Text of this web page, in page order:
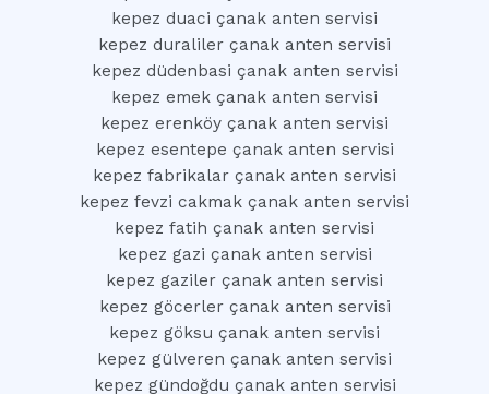
kepez duaci çanak anten servisi
kepez duraliler çanak anten servisi
kepez düdenbasi çanak anten servisi
kepez emek çanak anten servisi
kepez erenköy çanak anten servisi
kepez esentepe çanak anten servisi
kepez fabrikalar çanak anten servisi
kepez fevzi cakmak çanak anten servisi
kepez fatih çanak anten servisi
kepez gazi çanak anten servisi
kepez gaziler çanak anten servisi
kepez göcerler çanak anten servisi
kepez göksu çanak anten servisi
kepez gülveren çanak anten servisi
kepez gündoğdu çanak anten servisi